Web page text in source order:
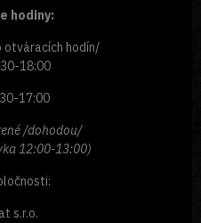
hodiny:
otváracích hodín/
18:00
17:00
/dohodou/
12:00-13:00)
s.r.o.